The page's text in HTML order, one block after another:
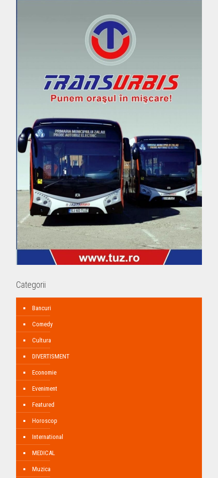
Categorii
Bancuri
Comedy
Cultura
DIVERTISMENT
Economie
Eveniment
Featured
Horoscop
International
MEDICAL
Muzica